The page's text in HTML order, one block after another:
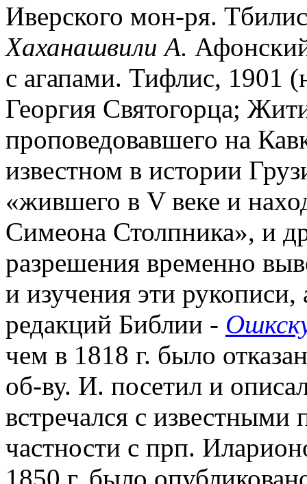
Иверского мон-ря.
Хаханашвили А.
с агапами. Тифлис, 1901
Георгия Святогорца;
проповедовавшего на
известном в истории
«жившего в V веке и
Симеона Столпника», и
разрешения временно
и изучения эти
редакций Библии -
чем в 1818 г. было
об-ву. И. посетил и
встречался с
частности с прп.
1850 г. было